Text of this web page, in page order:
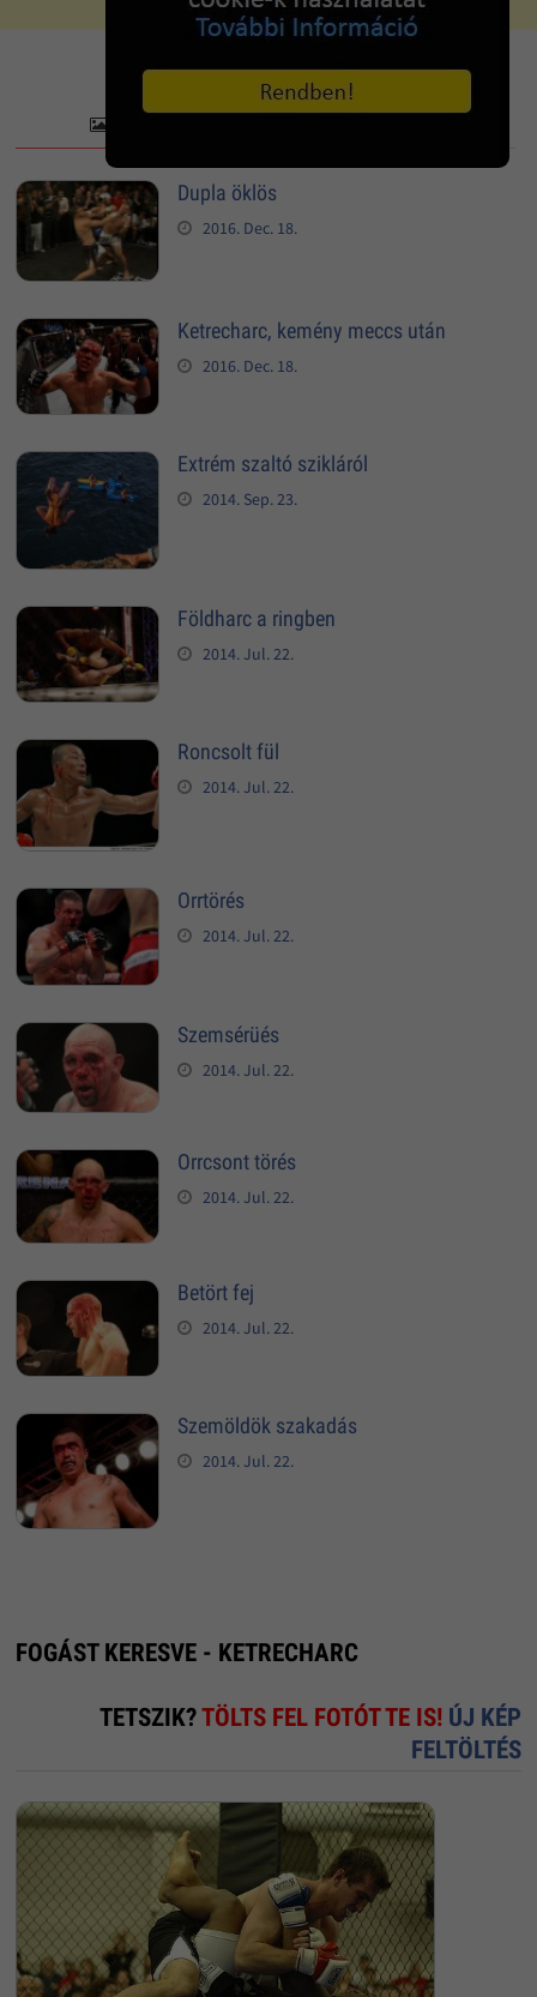
Dupla öklös
2016. Dec. 18.
Ketrecharc, kemény meccs után
2016. Dec. 18.
Extrém szaltó szikláról
2014. Sep. 23.
Földharc a ringben
2014. Jul. 22.
Roncsolt fül
2014. Jul. 22.
Orrtörés
2014. Jul. 22.
Szemsérüés
2014. Jul. 22.
Orrcsont törés
2014. Jul. 22.
Betört fej
2014. Jul. 22.
Szemöldök szakadás
2014. Jul. 22.
FOGÁST KERESVE - KETRECHARC
TETSZIK?TÖLTS FEL FOTÓT TE IS! ÚJ KÉP
FELTÖLTÉS